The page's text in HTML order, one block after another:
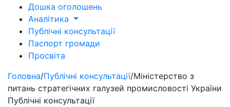
Дошка оголошень
Аналітика
Публічні консультації
Паспорт громади
Просвіта
Головна/Публічні консультації/Міністерство з
питань стратегічних галузей промисловості України
Публічні консультації